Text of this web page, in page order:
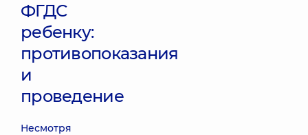
ФГДС
ребенку:
противопоказания
и
проведение
Несмотря